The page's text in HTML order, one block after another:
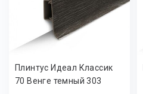
Плинтус Идеал Классик
70 Венге темный 303